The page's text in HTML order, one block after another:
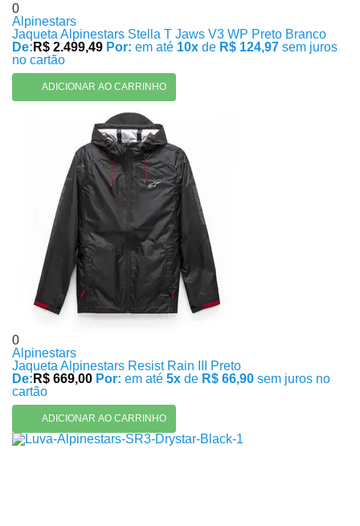
0
Alpinestars
Jaqueta Alpinestars Stella T Jaws V3 WP Preto Branco
De: R$ 2.499,49 Por: em até 10x de R$ 124,97 sem juros
no cartão
ADICIONAR AO CARRINHO
0
Alpinestars
Jaqueta Alpinestars Resist Rain III Preto
De: R$ 669,00 Por: em até 5x de R$ 66,90 sem juros no
cartão
ADICIONAR AO CARRINHO